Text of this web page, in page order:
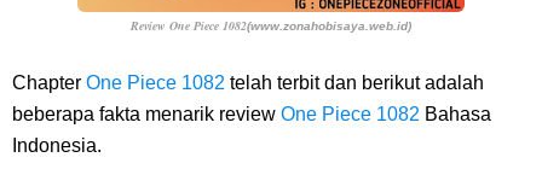
Karibia
Cara Daftar Danamon Mobile Banking, Mudah Banget Dan Lengkap
Review One Piece 1082(www.zonahobisaya.web.id)
Chapter One Piece 1082 telah terbit dan berikut adalah
beberapa fakta menarik review One Piece 1082 Bahasa
Indonesia.